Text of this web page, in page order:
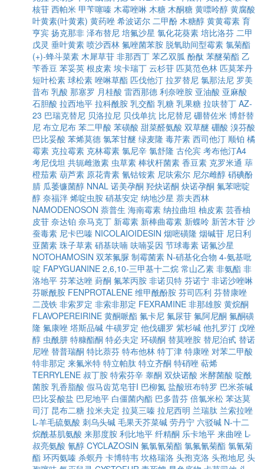
核苷 西帕米 甲苄噻嗪 木霉唑啉 木糖 木酮糖 黄嘌呤醇 黄腐酸
叶黄素(叶黄素) 黄药唑 希波诺尔 二甲酚 木糖醇 黄黄霉素 育
亨宾 扬克那非 泽布替尼 培氟沙星 氯化花葵素 培比洛芬 二甲
戊灵 垂叶黄素 喷沙西林 氟唑菌苯胺 脱氧助间型霉素 氯菊酯
(+)-蜂斗菜素 木犀草苷 非那西丁 苯乙双胍 酚酞 苯醚菊酯 乙
苄香豆 苯妥英 根皮素 埃卡瑞丁 云杉苷 匹莫范色林 匹莫苯丹
短叶松素 球松素 唑啉草酯 匹伐他汀 拉罗替尼 氯那法尼 罗美
昔布 乳酸 那塞罗 月桂酸 雷西那德 利奈唑胺 亚油酸 亚麻酸
石胆酸 拉西地平 拉科酰胺 乳交酯 乳糖 乳果糖 拉呋替丁 AZ-
23 巴瑞克替尼 贝洛拉尼 贝伐单抗 比尼替尼 硼替佐米 博舒替
尼 布立尼布 苯二甲酸 苯磺酸 甜菜醛氨酸 双草醚 硼酸 溴芬酸
巴比妥酸 苯烯莫德 氯苯甘醚 绿麦隆 毒芹素 西司他汀 顺铂 橘
霉素 克拉霉素 克林霉素 氯尼辛 氯舒隆 古伦宾 考布他汀A4
考尼伐坦 共轭雌激素 虫草素 棒状杆菌素 香豆素 克罗米通 荜
橙茄素 葫芦素 原花青素 氰钴铵素 尼呋索尔 尼尔雌醇 硝碘酚
腈 瓜萎镰菌醇 NNAL 诺美孕酮 羟炔诺酮 炔诺孕酮 氟苯嘧啶
醇 奈福泮 烯啶虫胺 硝基安定 纳地沙星 萘夫西林
NAMODENOSON 萘普生 海南霉素 纳拉曲坦 柚皮素 芸香柚
皮苷 奈达铂 奈马克丁 新霉素 新棒曲霉素 新蝶呤 新苦木苷 沙
蚕毒素 尼卡巴嗪 NICOLAIOIDESIN 烟嘧磺隆 烟碱苷 尼日利
亚菌素 珠子草素 硝基呋喃 呋喃妥因 节球毒素 诺氟沙星
NOTOHAMOSIN 双苯氟脲 制霉菌素 N-硝基化合物 4-氨基吡
啶 FAPYGUANINE 2,6,10-三甲基十二烷 常山乙素 非氨酯 非
洛地平 芬苯达唑 葑酮 氟苯丙胺 非诺贝特 芬诺宁 非诺沙唑啉
芬哌酰胺 FENPROTALENE 维甲酰酚胺 芬司匹利 芬替康唑
二茂铁 非索罗定 非索非那定 FEXRAMINE 非那雄胺 黄烷酮
FLAVOPEREIRINE 黄酮哌酯 氟卡尼 氟尿苷 氟阿尼酮 氟酮磺
隆 氟康唑 塔斯品碱 牛磺罗定 他伐硼罗 紫杉碱 他扎罗汀 戊唑
醇 虫酰肼 特糠酯酮 特必夫定 环磺酮 替莫唑胺 替尼泊甙 替诺
尼唑 替普瑞酮 特比萘芬 特布他林 特丁津 特康唑 对苯二甲酸
特非那定 来氟米特 特立帕肽 特立齐酮 特硝唑 萜烯
TERRYLENE 叔丁胺 特索芬辛 睾酮 双炔诺酸 米酵菌酸 啶酰
菌胺 乳香脂酸 假马齿苋皂苷I 巴柳氮 盐酸班布特罗 巴米茶碱
巴比妥酸盐 巴尼地平 白僵菌内酯 巴多昔芬 倍氯米松 苯达莫
司汀 昆布二糖 拉米夫定 拉莫三嗪 拉尼西明 兰瑞肽 兰索拉唑
L-羊毛硫氨酸 刺乌头碱 毛果天芥菜碱 劳丹宁 六驳碱 N-十二
烷酰基肌氨酸 来那度胺 利比地平 纤精酮 乐卡地平 来曲唑 L-
叔亮氨酸 氰醇 CYCLAZOSIN 氟氯氰菊酯 氯氟氰菊酯 氯氰菊
酯 环丙氨嗪 杀螟丹 卡博特韦 坎格瑞洛 头孢克洛 头孢地尼 头